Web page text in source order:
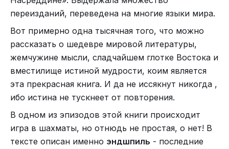
отлично помогает оценивать себя.
всё ещё где-то там, есть люди, которые играючи
могут поставить на место.
Главное, что это делается не с целью унизить, а
с целью научить. Ведь, после всего этого, они
спокойно могли встать и рассказать, где ты
ошибся. В чём ты ошибся. И как сделать, так что
бы этой ошибки не было.
Я прекрасно понимаю, что где, то есть люди,
для которых я тоже могу казаться "богом", но
можно:
переизданий, переведена на многие языки мира.
Вот примерно одна тысячная того, что можно
рассказать о шедевре мировой литературы,
жемчужине мысли, сладчайшем глотке Востока и
вместилище истиной мудрости, коим является
эта прекрасная книга. И да не иссякнут никогда ,
ибо истина не тускнеет от повторения.
В одном из эпизодов этой книги происходит
игра в шахматы, но отнюдь не простая, о нет! В
тексте описан именно эндшпиль - последние